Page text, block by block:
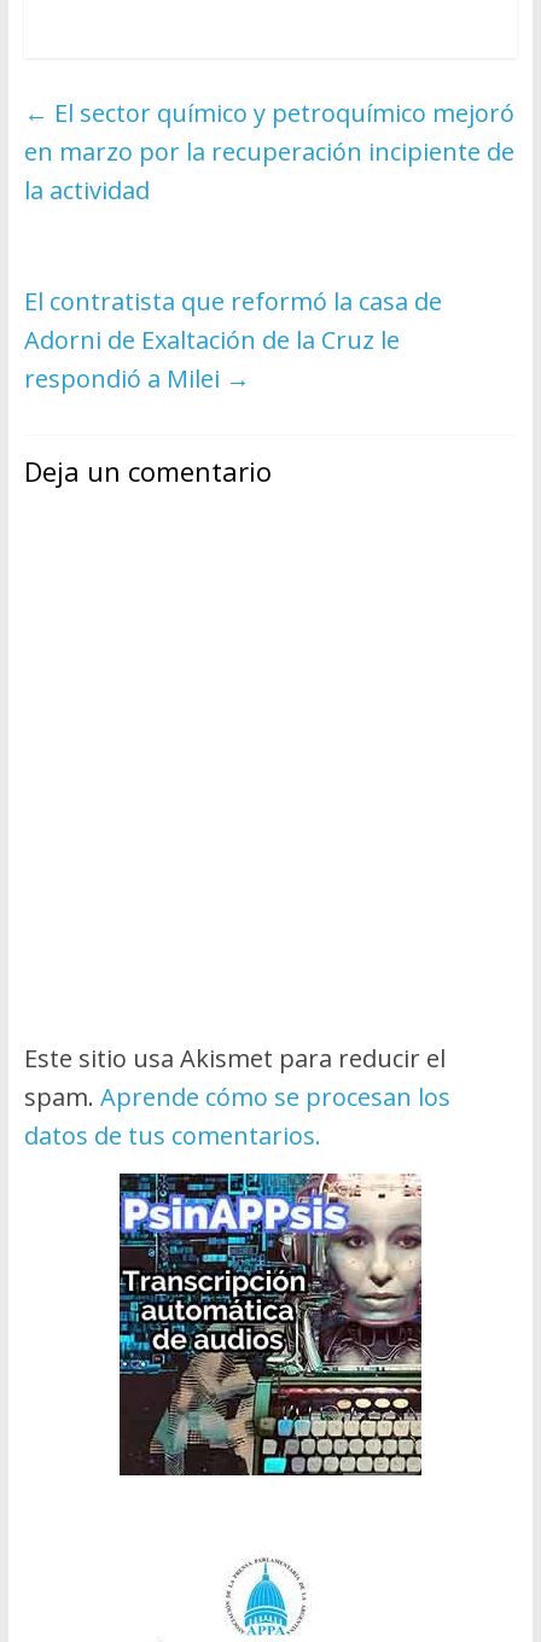
← El sector químico y petroquímico mejoró
en marzo por la recuperación incipiente de
la actividad
El contratista que reformó la casa de
Adorni de Exaltación de la Cruz le
respondió a Milei →
Deja un comentario
Este sitio usa Akismet para reducir el
spam. Aprende cómo se procesan los
datos de tus comentarios.